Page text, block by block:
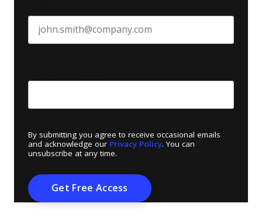
By submitting you agree to receive occasional emails
and acknowledge our Privacy Policy. You can
unsubscribe at any time.